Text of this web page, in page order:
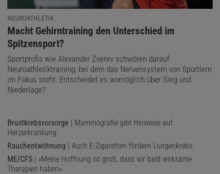
NEUROATHLETIK
:
Macht Gehirntraining den Unterschied im
Spitzensport?
Sportprofis wie Alexander Zverev schwören darauf:
Neuroathletiktraining, bei dem das Nervensystem von Sportlern
im Fokus steht. Entscheidet es womöglich über Sieg und
Niederlage?
Brustkrebsvorsorge | Mammografie gibt Hinweise auf
Herzerkrankung
Rauchentwöhnung | Auch E-Zigaretten fördern Lungenkrebs
ME/CFS | »Meine Hoffnung ist groß, dass wir bald wirksame
Therapien haben«